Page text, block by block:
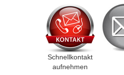
Schnellkontakt
aufnehmen